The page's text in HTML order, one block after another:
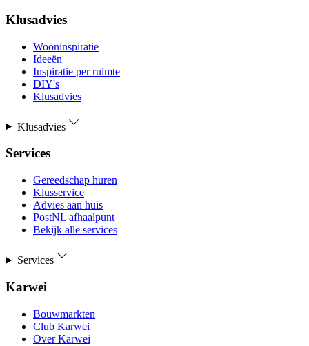
Klusadvies
Wooninspiratie
Ideeën
Inspiratie per ruimte
DIY's
Klusadvies
Klusadvies
Services
Gereedschap huren
Klusservice
Advies aan huis
PostNL afhaalpunt
Bekijk alle services
Services
Karwei
Bouwmarkten
Club Karwei
Over Karwei